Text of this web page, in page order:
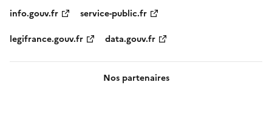
info.gouv.fr
service-public.fr
legifrance.gouv.fr
data.gouv.fr
Nos partenaires